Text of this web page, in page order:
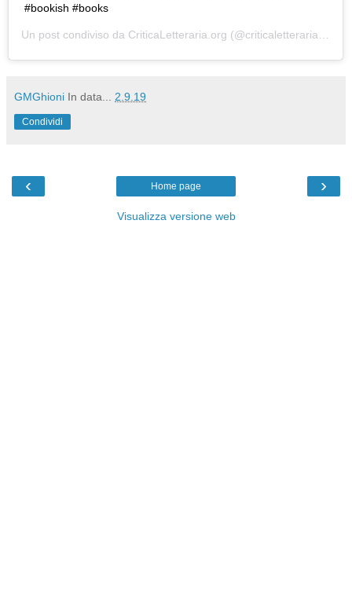
#bookish #books
Un post condiviso da CriticaLetteraria.org (@criticaletteraria) in data:
GMGhioni In data... 2.9.19
Condividi
‹ ›
Home page
Visualizza versione web